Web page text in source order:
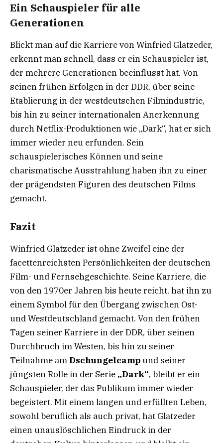
Ein Schauspieler für alle
Generationen
Blickt man auf die Karriere von Winfried Glatzeder,
erkennt man schnell, dass er ein Schauspieler ist,
der mehrere Generationen beeinflusst hat. Von
seinen frühen Erfolgen in der DDR, über seine
Etablierung in der westdeutschen Filmindustrie,
bis hin zu seiner internationalen Anerkennung
durch Netflix-Produktionen wie „Dark“, hat er sich
immer wieder neu erfunden. Sein
schauspielerisches Können und seine
charismatische Ausstrahlung haben ihn zu einer
der prägendsten Figuren des deutschen Films
gemacht.
Fazit
Winfried Glatzeder ist ohne Zweifel eine der
facettenreichsten Persönlichkeiten der deutschen
Film- und Fernsehgeschichte. Seine Karriere, die
von den 1970er Jahren bis heute reicht, hat ihn zu
einem Symbol für den Übergang zwischen Ost-
und Westdeutschland gemacht. Von den frühen
Tagen seiner Karriere in der DDR, über seinen
Durchbruch im Westen, bis hin zu seiner
Teilnahme am Dschungelcampund seiner
jüngsten Rolle in der Serie „Dark“, bleibt er ein
Schauspieler, der das Publikum immer wieder
begeistert. Mit einem langen und erfüllten Leben,
sowohl beruflich als auch privat, hat Glatzeder
einen unauslöschlichen Eindruck in der